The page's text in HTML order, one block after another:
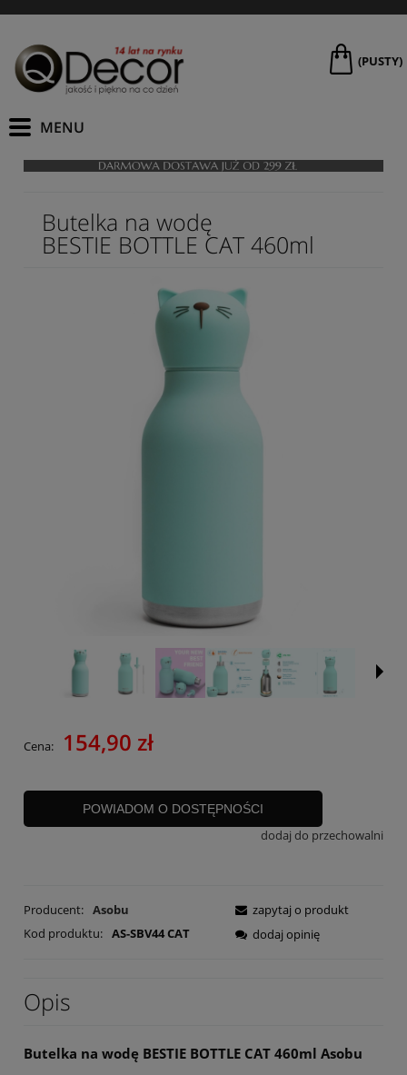
(PUSTY)
Butelka na wodę
BESTIE BOTTLE CAT 460ml
Cena: 154,90 zł
POWIADOM O DOSTĘPNOŚCI
dodaj do przechowalni
Producent: Asobu
Kod produktu: AS-SBV44 CAT
zapytaj o produkt
dodaj opinię
Opis
Butelka na wodę BESTIE BOTTLE CAT 460ml Asobu